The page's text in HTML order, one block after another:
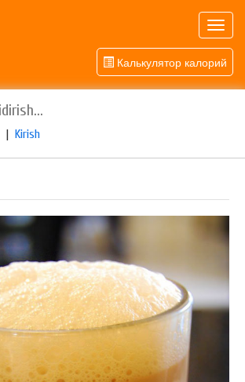
Калькулятор калорий
| Kirish